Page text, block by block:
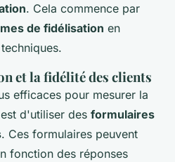
. Cela commence par
de fidélisation en
et la fidélité des clients
efficaces pour mesurer la
d'utiliser des formulaires
. Ces formulaires peuvent
fonction des réponses